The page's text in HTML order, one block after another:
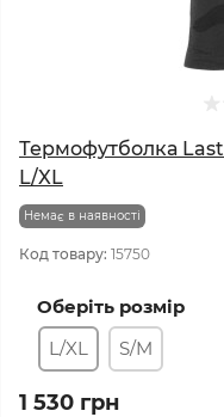
Термофутболка
L/XL
Немає в наявності
Код товару: 15750
Оберіть розмір
L/XL
S/M
1 530 грн